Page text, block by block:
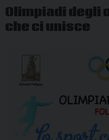
Olimpiadi degli
che ci unisce